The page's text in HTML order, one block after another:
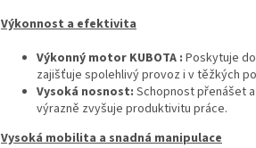
Výkonnost a efektivita
Výkonný motor KUBOTA : Poskytuje
zajišťuje spolehlivý provoz i v těžkých
Vysoká nosnost: Schopnost přenášet
výrazně zvyšuje produktivitu práce.
Vysoká mobilita a snadná manipulace